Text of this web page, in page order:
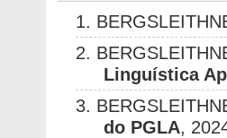
1.
2.
Linguística
3.
do PGLA,